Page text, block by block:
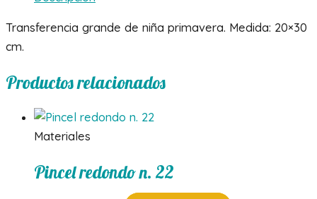
Transferencia grande de niña primavera. Medida: 20×30
cm.
Productos relacionados
Materiales
Pincel redondo n. 22